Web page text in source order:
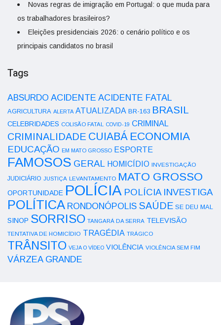
Novas regras de imigração em Portugal: o que muda para
os trabalhadores brasileiros?
Eleições presidenciais 2026: o cenário político e os
principais candidatos no brasil
Tags
ABSURDO ACIDENTE ACIDENTE FATAL
AGRICULTURA ALERTA ATUALIZADA BR-163 BRASIL
CELEBRIDADES COLISÃO FATAL COVID-19 CRIMINAL
CRIMINALIDADE CUIABÁ ECONOMIA
EDUCAÇÃO EM MATO GROSSO ESPORTE
FAMOSOS GERAL HOMICÍDIO INVESTIGAÇÃO
JUDICIÁRIO JUSTIÇA LEVANTAMENTO MATO GROSSO
OPORTUNIDADE POLÍCIA POLÍCIA INVESTIGA
POLÍTICA RONDONÓPOLIS SAÚDE SE DEU MAL
SINOP SORRISO TANGARÁ DA SERRA TELEVISÃO
TENTATIVA DE HOMICÍDIO TRAGÉDIA TRÁGICO
TRÂNSITO VEJA O VÍDEO VIOLÊNCIA VIOLÊNCIA SEM FIM
VÁRZEA GRANDE